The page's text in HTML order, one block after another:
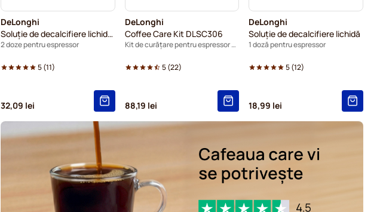
DeLonghi
Soluție de decalcifiere lichidă Eco Decalk DLSC202
2 doze pentru espressor
5(11)
32,09 lei
DeLonghi
Coffee Care Kit DLSC306
Kit de curățare pentru espressor automat
5(22)
88,19 lei
DeLonghi
Soluție de decalcifiere lichidă
1 doză pentru espressor
5(12)
18,99 lei